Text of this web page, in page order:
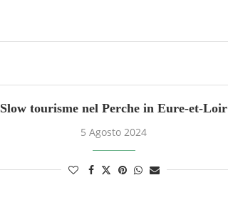
Slow tourisme nel Perche in Eure-et-Loir
5 Agosto 2024